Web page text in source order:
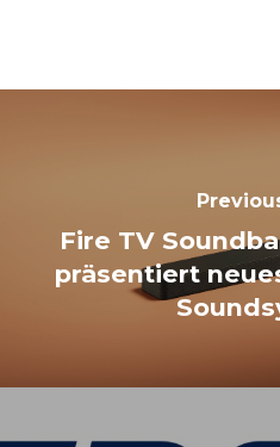
Fire TV
präsentiert